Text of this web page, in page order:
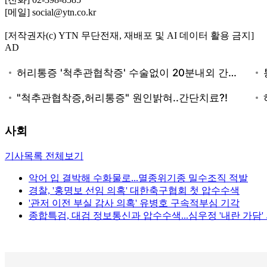
[메일] social@ytn.co.kr
[저작권자(c) YTN 무단전재, 재배포 및 AI 데이터 활용 금지]
AD
사회
기사목록 전체보기
악어 입 결박해 수화물로...멸종위기종 밀수조직 적발
경찰, '홍명보 선임 의혹' 대한축구협회 첫 압수수색
'관저 이전 부실 감사 의혹' 유병호 구속적부심 기각
종합특검, 대검 정보통신과 압수수색...심우정 '내란 가담'